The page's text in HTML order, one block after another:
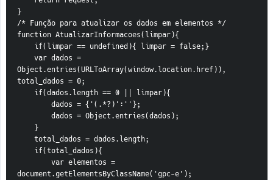
}
/* Função para atualizar os dados em elementos */
function AtualizarInformacoes(limpar){
    if(limpar == undefined){ limpar = false;}
Object.entries(URLToArray(window.location.href)),
total_dados = 0;
    if(dados.length == 0 || limpar){
        dados = {'(.*?)':''};
        dados = Object.entries(dados);
    }
    total_dados = dados.length;
    if(total_dados){
document.getElementsByClassName('gpc-e');